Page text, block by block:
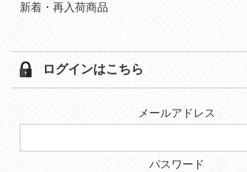
新着・再入荷商品
ログインはこちら
メールアドレス
パスワード